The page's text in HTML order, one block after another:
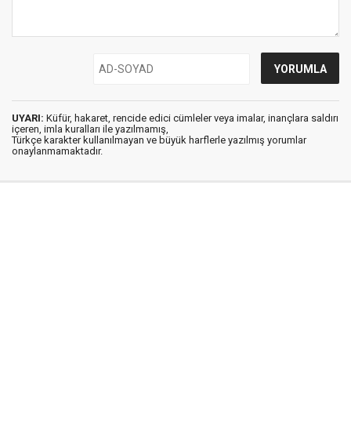
UYARI: Küfür, hakaret, rencide edici cümleler veya imalar, inançlara saldırı
içeren, imla kuralları ile yazılmamış,
Türkçe karakter kullanılmayan ve büyük harflerle yazılmış yorumlar
onaylanmamaktadır.